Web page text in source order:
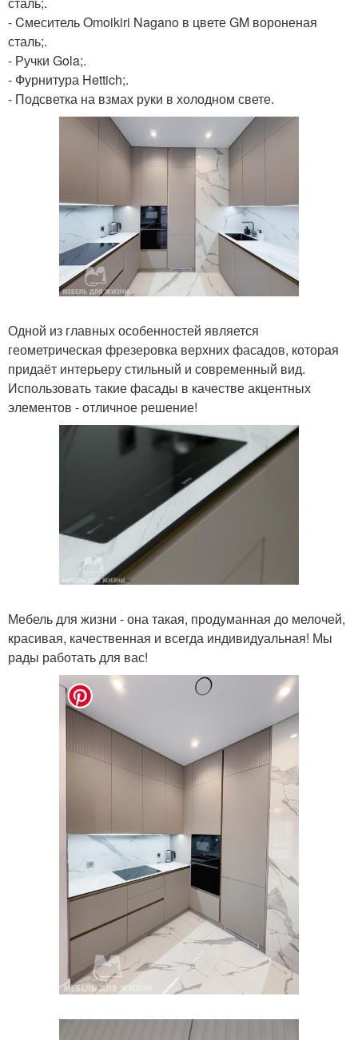
- Cмеситель Omoikiri Nagano в цвете GM вороненая
сталь;.
- Ручки Gola;.
- Фурнитура Hettich;.
- Подсветка на взмах руки в холодном свете.
Одной из главных особенностей является
геометрическая фрезеровка верхних фасадов, которая
придаёт интерьеру стильный и современный вид.
Использовать такие фасады в качестве акцентных
элементов - отличное решение!
Мебель для жизни - она такая, продуманная до мелочей,
красивая, качественная и всегда индивидуальная! Мы
рады работать для вас!